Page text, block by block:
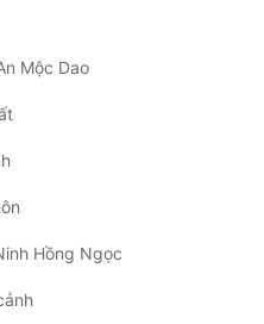
Mộc Dao
Hồng Ngọc